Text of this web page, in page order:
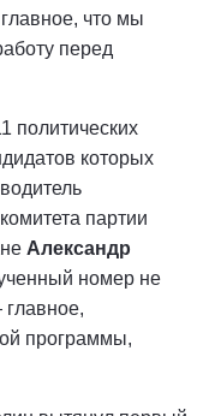
что мы
перед
политических
которых
партии
Александр
номер не
программы,